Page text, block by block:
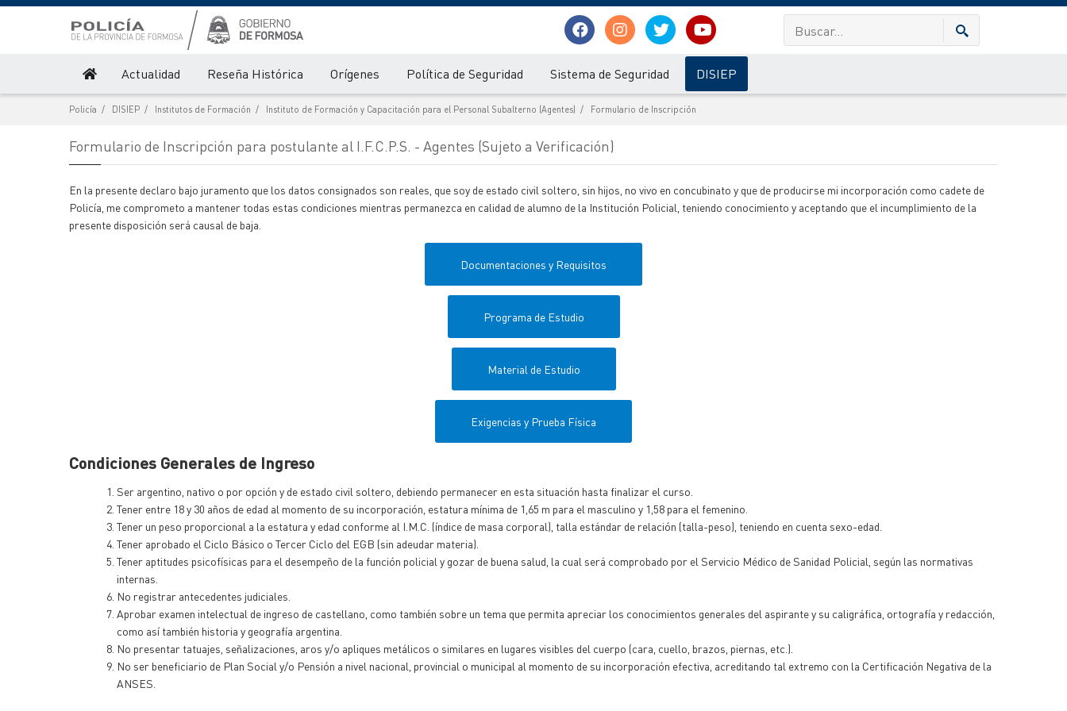
Actualidad Reseña Histórica Orígenes Política de Seguridad Sistema de Seguridad DISIEP
Policía DISIEP Institutos de Formación Instituto de Formación y Capacitación para el Personal Subalterno (Agentes) Formulario de Inscripción
Formulario de Inscripción para postulante al I.F.C.P.S. - Agentes (Sujeto a Verificación)
En la presente declaro bajo juramento que los datos consignados son reales, que soy de estado civil soltero, sin hijos, no vivo en concubinato y que de producirse mi incorporación como cadete de
Policía, me comprometo a mantener todas estas condiciones mientras permanezca en calidad de alumno de la Institución Policial, teniendo conocimiento y aceptando que el incumplimiento de la
presente disposición será causal de baja.
Documentaciones y Requisitos
Programa de Estudio
Material de Estudio
Exigencias y Prueba Física
Condiciones Generales de Ingreso
Ser argentino, nativo o por opción y de estado civil soltero, debiendo permanecer en esta situación hasta finalizar el curso.
Tener entre 18 y 30 años de edad al momento de su incorporación, estatura mínima de 1,65 m para el masculino y 1,58 para el femenino.
Tener un peso proporcional a la estatura y edad conforme al I.M.C. (índice de masa corporal), talla estándar de relación (talla-peso), teniendo en cuenta sexo-edad.
Tener aprobado el Ciclo Básico o Tercer Ciclo del EGB (sin adeudar materia).
Tener aptitudes psicofísicas para el desempeño de la función policial y gozar de buena salud, la cual será comprobado por el Servicio Médico de Sanidad Policial, según las normativas
internas.
No registrar antecedentes judiciales.
Aprobar examen intelectual de ingreso de castellano, como también sobre un tema que permita apreciar los conocimientos generales del aspirante y su caligráfica, ortografía y redacción,
como así también historia y geografía argentina.
No presentar tatuajes, señalizaciones, aros y/o apliques metálicos o similares en lugares visibles del cuerpo (cara, cuello, brazos, piernas, etc.).
No ser beneficiario de Plan Social y/o Pensión a nivel nacional, provincial o municipal al momento de su incorporación efectiva, acreditando tal extremo con la Certificación Negativa de la
ANSES.